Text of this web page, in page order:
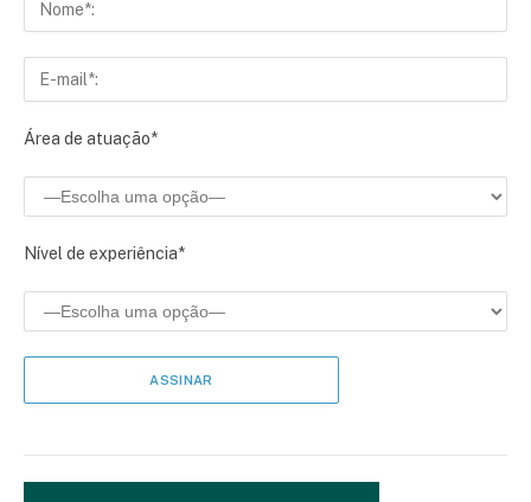
Área de atuação*
Nível de experiência*